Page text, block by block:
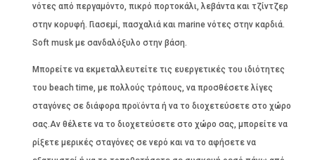
νότες από περγαμόντο, πικρό πορτοκάλι, λεβάντα και τζίντζερ
στην κορυφή. Γιασεμί, πασχαλιά και marine νότες στην καρδιά.
Soft musk με σανδαλόξυλο στην βάση.
Μπορείτε να εκμεταλλευτείτε τις ευεργετικές του ιδιότητες
του beach time, με πολλούς τρόπους, να προσθέσετε λίγες
σταγόνες σε διάφορα προϊόντα ή να το διοχετεύσετε στο χώρο
σας.Αν θέλετε να το διοχετεύσετε στο χώρο σας, μπορείτε να
ρίξετε μερικές σταγόνες σε νερό και να το αφήσετε να